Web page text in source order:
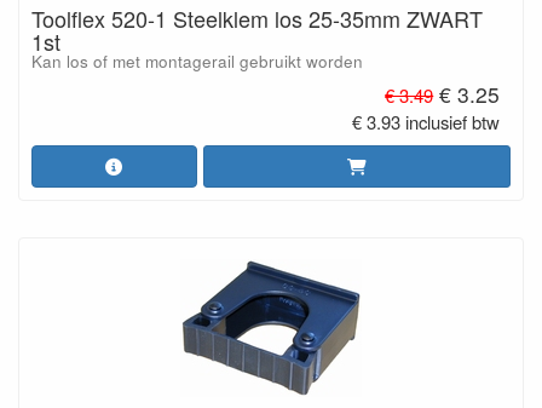
Toolflex 520-1 Steelklem los 25-35mm ZWART
1st
Kan los of met montagerail gebruikt worden
€ 3.49 € 3.25
€ 3.93 inclusief btw